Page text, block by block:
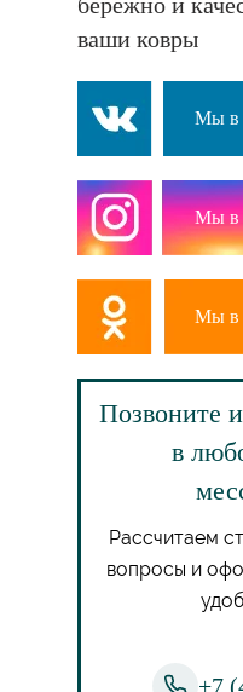
ваши ковры
Мы в
Мы в
Мы в
Позвоните
в
Рассчитаем
вопросы и
+7